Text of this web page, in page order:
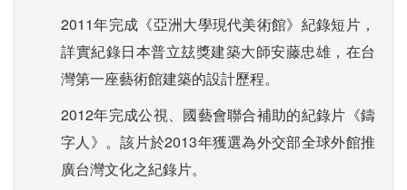
2011年完成《亞洲大學現代美術館》紀錄短片，
詳實紀錄日本普立玆獎建築大師安藤忠雄，在台
灣第一座藝術館建築的設計歷程。
2012年完成公視、國藝會聯合補助的紀錄片《鑄
字人》。該片於2013年獲選為外交部全球外館推
廣台灣文化之紀錄片。